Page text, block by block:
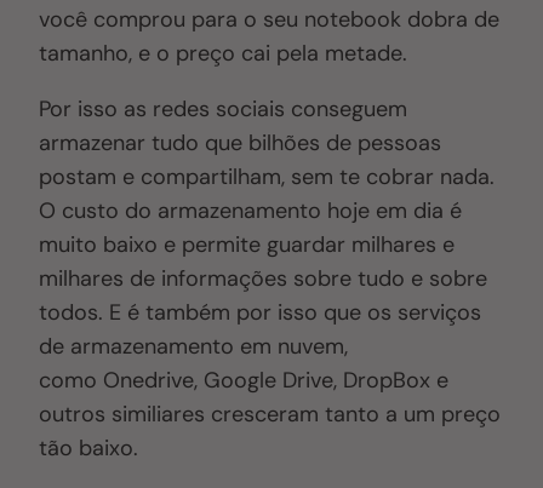
você comprou para o seu notebook dobra de
tamanho, e o preço cai pela metade.
Por isso as redes sociais conseguem
armazenar tudo que bilhões de pessoas
postam e compartilham, sem te cobrar nada.
O custo do armazenamento hoje em dia é
muito baixo e permite guardar milhares e
milhares de informações sobre tudo e sobre
todos. E é também por isso que os serviços
de armazenamento em nuvem,
como Onedrive, Google Drive, DropBox e
outros similiares cresceram tanto a um preço
tão baixo.